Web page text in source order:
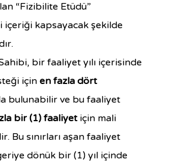
“Fizibilite Etüdü”
içeriği kapsayacak şekilde
bir faaliyet yılı içerisinde
içinen fazla dört
bulunabilir ve bu faaliyet
bir (1) faaliyet için mali
Bu sınırları aşan faaliyet
dönük bir (1) yıl içinde